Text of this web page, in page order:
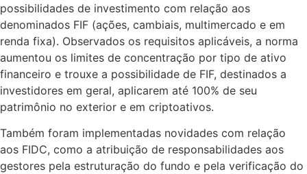
possibilidades de investimento com relação aos
denominados FIF (ações, cambiais, multimercado e em
renda fixa). Observados os requisitos aplicáveis, a norma
aumentou os limites de concentração por tipo de ativo
financeiro e trouxe a possibilidade de FIF, destinados a
investidores em geral, aplicarem até 100% de seu
patrimônio no exterior e em criptoativos.
Também foram implementadas novidades com relação
aos FIDC, como a atribuição de responsabilidades aos
gestores pela estruturação do fundo e pela verificação do